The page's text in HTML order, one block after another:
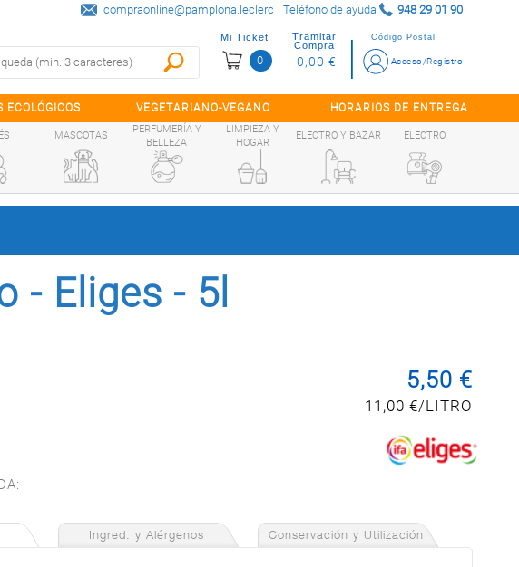
Teléfono de ayuda 948 29 01 90
compraonline@pamplona.leclerc
Código Postal
Acceso/Registro
Mi Ticket
0
Tramitar
Compra
0,00 €
ECOLÓGICOS VEGETARIANO-VEGANO HORARIOS DE ENTREGA
MASCOTAS
PERFUMERÍA Y
BELLEZA
LIMPIEZA Y
HOGAR
ELECTRO Y BAZAR ELECTRO
- Eliges - 5l
5,50 €
11,00 €/LITRO
Ingred. y Alérgenos Conservación y Utilización